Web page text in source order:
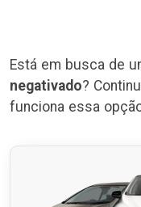
Está em busca de
negativado?
funciona essa